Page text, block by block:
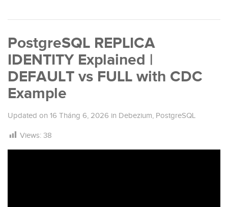
PostgreSQL REPLICA
IDENTITY Explained |
DEFAULT vs FULL with CDC
Example
Updated on 16 Tháng 6, 2026 in Debezium, PostgreSQL
Views: 38